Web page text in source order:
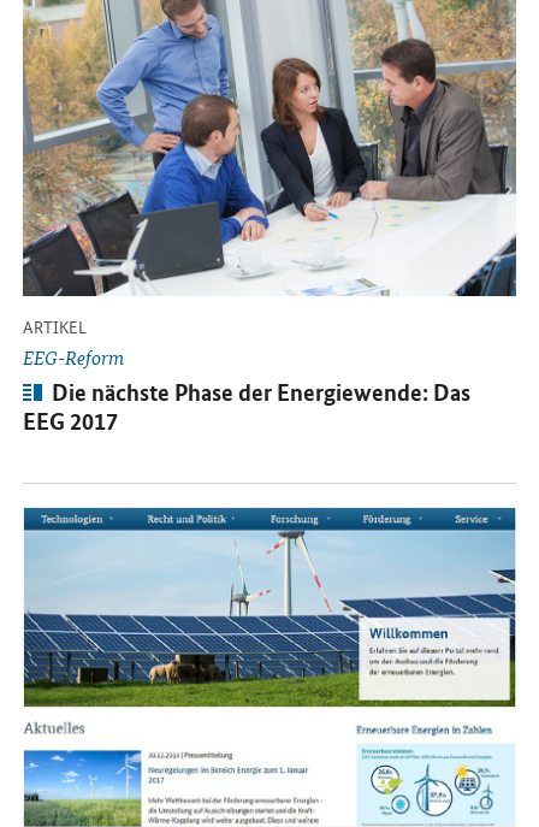
ARTIKEL
EEG-Reform
Artikel:
Die nächste Phase der Energiewende: Das
EEG 2017
Öffnet Einzelsicht